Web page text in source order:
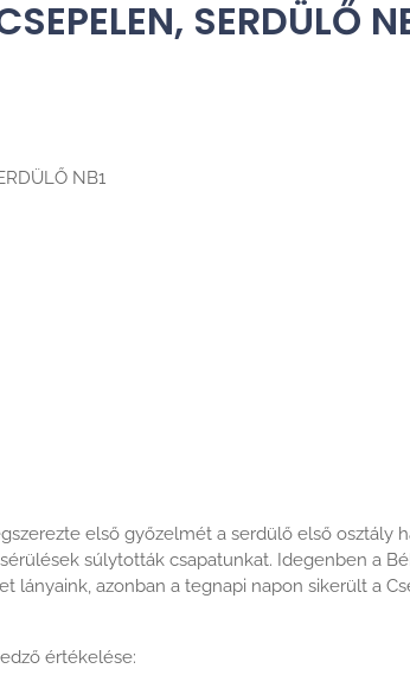
SERDÜLŐ
NB1
első győzelmét a serdülő első osztály
súlytották csapatunkat. Idegenben a
lányaink, azonban a tegnapi napon sikerült a
értékelése: